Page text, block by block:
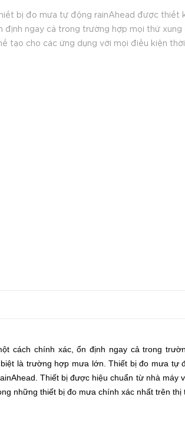
bị đo mưa tự động rainAhead được thiết
định ngay cả trong trường hợp mọi thứ xung
tạo cho các ứng dụng với mọi điều kiện thời
cách chính xác, ổn định ngay cả trong
là trường hợp mưa lớn. Thiết bị đo mưa tự
Thiết bị được hiệu chuẩn từ nhà máy
những thiết bị đo mưa chính xác nhất trên thị